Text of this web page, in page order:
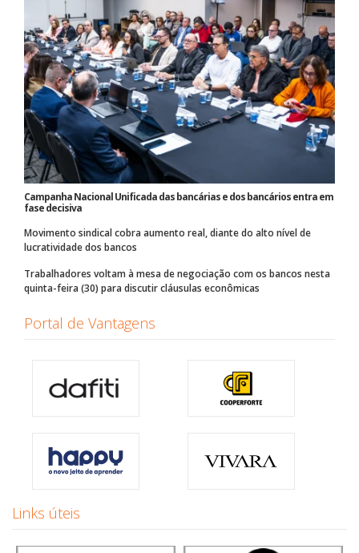
Campanha Nacional Unificada das bancárias e dos bancários entra em
fase decisiva
Movimento sindical cobra aumento real, diante do alto nível de
lucratividade dos bancos
Trabalhadores voltam à mesa de negociação com os bancos nesta
quinta-feira (30) para discutir cláusulas econômicas
Portal de Vantagens
Links úteis